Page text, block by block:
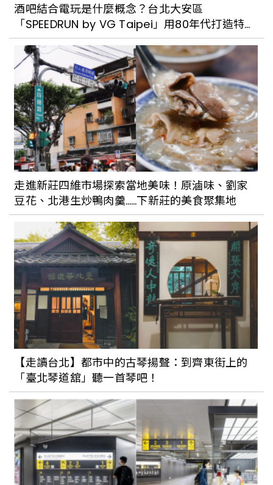
酒吧結合電玩是什麼概念？台北大安區
「SPEEDRUN by VG Taipei」用80年代打造特色
電玩主題酒吧
走進新莊四維市場探索當地美味！原滷味、劉家
豆花、北港生炒鴨肉羹……下新莊的美食聚集地
【走讀台北】都市中的古琴揚聲：到齊東街上的
「臺北琴道舘」聽一首琴吧！